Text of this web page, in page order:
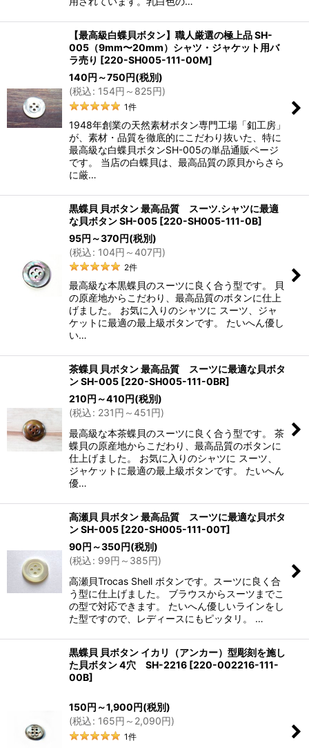
【最高級白蝶貝ボタン】職人厳選の極上品 SH-
005（9mm〜20mm）シャツ・ジャケット用バ
ラ売り [220-SH005-111-00M]
140円 ～750円(税別)
(税込: 154円 ～825円)
1件
1948年創業の天然素材ボタン専門工場「釦工房」
が、素材・品質を徹底的にこだわり抜いた、特に
最高級な白蝶貝ボタンSH-005の単品通販ページ
です。 当店の白蝶貝は、最高品質の原貝からさら
に厳…
黒蝶貝 貝ボタン 最高品質 スーツ.シャツに最適
な貝ボタン SH-005 [220-SH005-111-0B]
95円 ～370円(税別)
(税込: 104円 ～407円)
2件
最高級な本黒蝶貝のスーツに良く合う型です。 貝
の原産地からこだわり、最高品質のボタンに仕上
げました。 お気に入りのシャツに スーツ、ジャ
ケットに最適の最上級ボタンです。 たいへん優し
い…
茶蝶貝 貝ボタン 最高品質 スーツに最適な貝ボタ
ン SH-005 [220-SH005-111-0BR]
210円 ～410円(税別)
(税込: 231円 ～451円)
最高級な本茶蝶貝のスーツに良く合う型です。 茶
蝶貝の原産地からこだわり、最高品質のボタンに
仕上げました。 お気に入りのシャツに スーツ、
ジャケットに最適の最上級ボタンです。 たいへん
優…
高瀬貝 貝ボタン 最高品質 スーツに最適な貝ボタ
ン SH-005 [220-SH005-111-00T]
90円 ～350円(税別)
(税込: 99円 ～385円)
高瀬貝Trocas Shell ボタンです。スーツに良く合
う型に仕上げました。 ブラウスからスーツまでこ
の型で対応できます。 たいへん優しいラインをし
た型ですので、レディースにもピッタリ。 …
黒蝶貝 貝ボタン イカリ（アンカー）型彫刻を施し
た貝ボタン 4穴 SH-2216 [220-002216-111-
00B]
150円 ～1,900円(税別)
(税込: 165円 ～2,090円)
1件